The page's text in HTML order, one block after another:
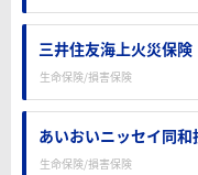
三井住友海上火災保険
生命保険/損害保険
あいおいニッセイ同和
生命保険/損害保険